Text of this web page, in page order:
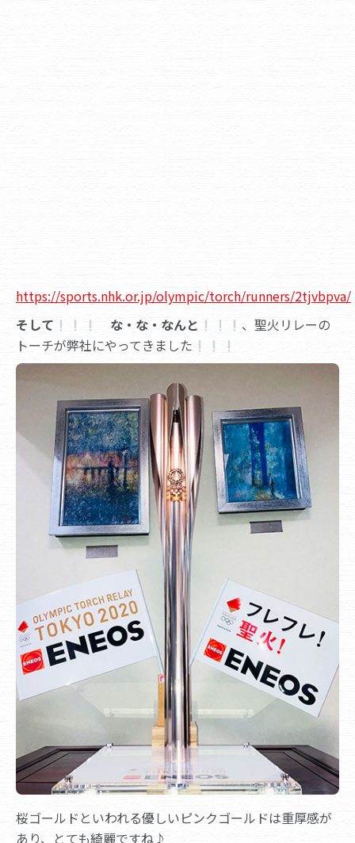
https://sports.nhk.or.jp/olympic/torch/runners/2tjvbpva/
そして
な・な・なんと
、聖火リレーの
トーチが弊社にやってきました
桜ゴールドといわれる優しいピンクゴールドは重厚感が
あり、とても綺麗ですね♪